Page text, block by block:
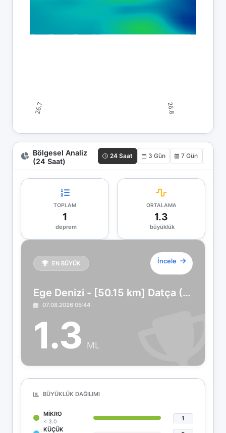
Bölgesel Analiz
(24 Saat)
24 Saat 3 Gün 7 Gün
TOPLAM
1
deprem
ORTALAMA
1.3
büyüklük
EN BÜYÜK İncele
Ege Denizi - [50.15 km] Datça (Muğla)
07.08.2026 05:44
1.3 ML
BÜYÜKLÜK DAĞILIMI
MIKRO
< 3.0
1
KÜÇÜK